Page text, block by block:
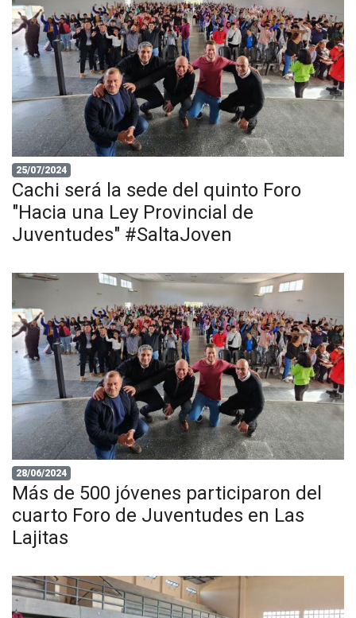
25/07/2024
Cachi será la sede del quinto Foro
"Hacia una Ley Provincial de
Juventudes" #SaltaJoven
28/06/2024
Más de 500 jóvenes participaron del
cuarto Foro de Juventudes en Las
Lajitas